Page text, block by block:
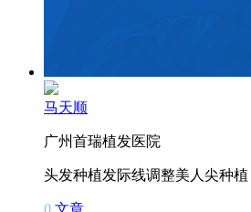
马天顺
广州首瑞植发医院
头发种植发际线调整美人尖种植
0 文章